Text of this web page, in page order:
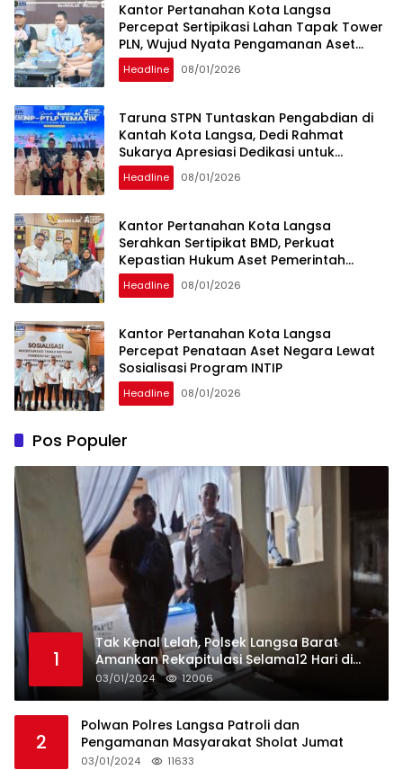
Kantor Pertanahan Kota Langsa
Percepat Sertipikasi Lahan Tapak Tower
PLN, Wujud Nyata Pengamanan Aset
Strategis Negara
Headline 08/01/2026
Taruna STPN Tuntaskan Pengabdian di
Kantah Kota Langsa, Dedi Rahmat
Sukarya Apresiasi Dedikasi untuk
Pelayanan Pertanahan
Headline 08/01/2026
Kantor Pertanahan Kota Langsa
Serahkan Sertipikat BMD, Perkuat
Kepastian Hukum Aset Pemerintah
Daerah
Headline 08/01/2026
Kantor Pertanahan Kota Langsa
Percepat Penataan Aset Negara Lewat
Sosialisasi Program INTIP
Headline 08/01/2026
Pos Populer
1
Tak Kenal Lelah, Polsek Langsa Barat
Amankan Rekapitulasi Selama12 Hari di
Kecamatan Baro
03/01/2024 12006
2
Polwan Polres Langsa Patroli dan
Pengamanan Masyarakat Sholat Jumat
03/01/2024 11633